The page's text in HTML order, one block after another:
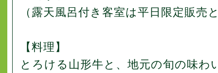
（露天風呂付き客室は平日限定販売
【料理】
とろける山形牛と、地元の旬の味わ